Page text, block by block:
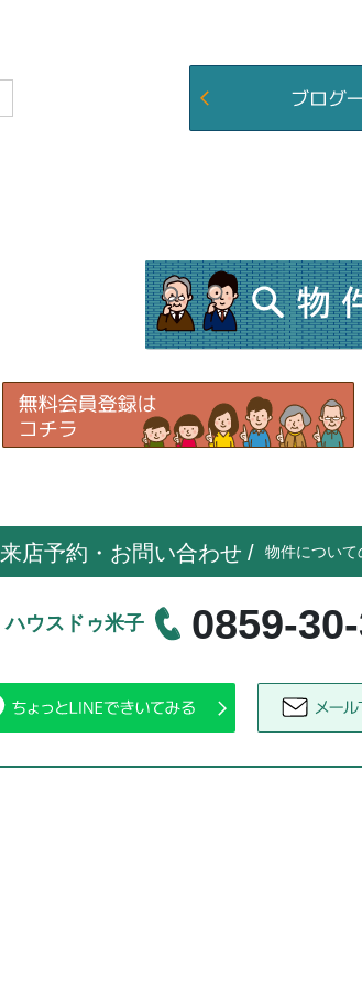
来店予約・お問い合わせ / 物件について
ハウスドゥ米子 0859-